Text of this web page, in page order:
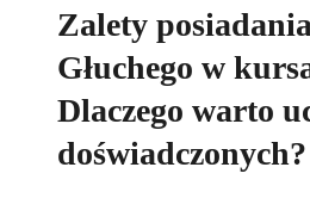
Zalety
Głuchego w
Dlaczego warto
doświadczonych?